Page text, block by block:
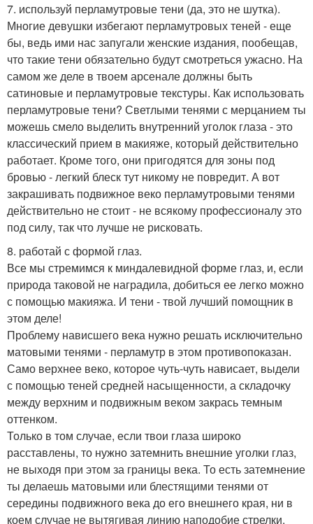
7. используй перламутровые тени (да, это не шутка).
Многие девушки избегают перламутровых теней - еще
бы, ведь ими нас запугали женские издания, пообещав,
что такие тени обязательно будут смотреться ужасно. На
самом же деле в твоем арсенале должны быть
сатиновые и перламутровые текстуры. Как использовать
перламутровые тени? Светлыми тенями с мерцанием ты
можешь смело выделить внутренний уголок глаза - это
классический прием в макияже, который действительно
работает. Кроме того, они пригодятся для зоны под
бровью - легкий блеск тут никому не повредит. А вот
закрашивать подвижное веко перламутровыми тенями
действительно не стоит - не всякому профессионалу это
под силу, так что лучше не рисковать.
8. работай с формой глаз.
Все мы стремимся к миндалевидной форме глаз, и, если
природа таковой не наградила, добиться ее легко можно
с помощью макияжа. И тени - твой лучший помощник в
этом деле!
Проблему нависшего века нужно решать исключительно
матовыми тенями - перламутр в этом противопоказан.
Само верхнее веко, которое чуть-чуть нависает, выдели
с помощью теней средней насыщенности, а складочку
между верхним и подвижным веком закрась темным
оттенком.
Только в том случае, если твои глаза широко
расставлены, то нужно затемнить внешние уголки глаз,
не выходя при этом за границы века. То есть затемнение
ты делаешь матовыми или блестящими тенями от
середины подвижного века до его внешнего края, ни в
коем случае не вытягивая линию наподобие стрелки.